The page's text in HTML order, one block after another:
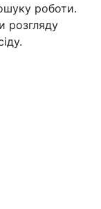
роботи.
розгляду